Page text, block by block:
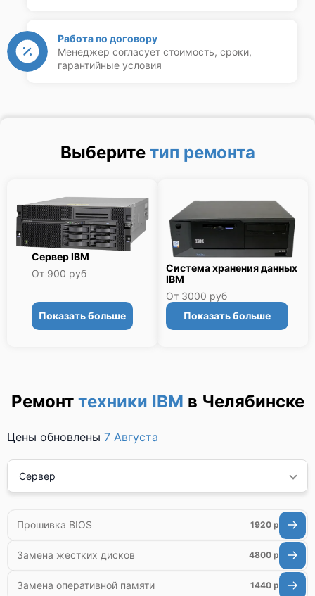
Работа по договору
Менеджер согласует стоимость, сроки,
гарантийные условия
Выберите тип ремонта
Сервер IBM
От 900 руб
Показать больше
Система хранения данных
IBM
От 3000 руб
Показать больше
Ремонт техники IBM в Челябинске
Цены обновлены 7 Августа
Сервер
Прошивка BIOS 1920 р
Замена жестких дисков 4800 р
Замена оперативной памяти 1440 р